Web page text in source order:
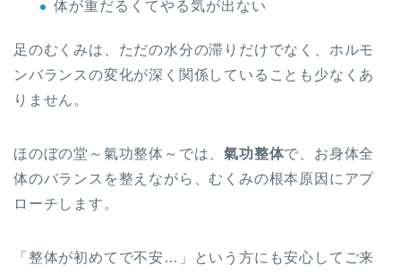
体が重だるくてやる気が出ない
足のむくみは、ただの水分の滞りだけでなく、ホルモ
ンバランスの変化が深く関係していることも少なくあ
りません。
ほのぼの堂～氣功整体～では、氣功整体で、お身体全
体のバランスを整えながら、むくみの根本原因にアプ
ローチします。
「整体が初めてで不安…」という方にも安心してご来